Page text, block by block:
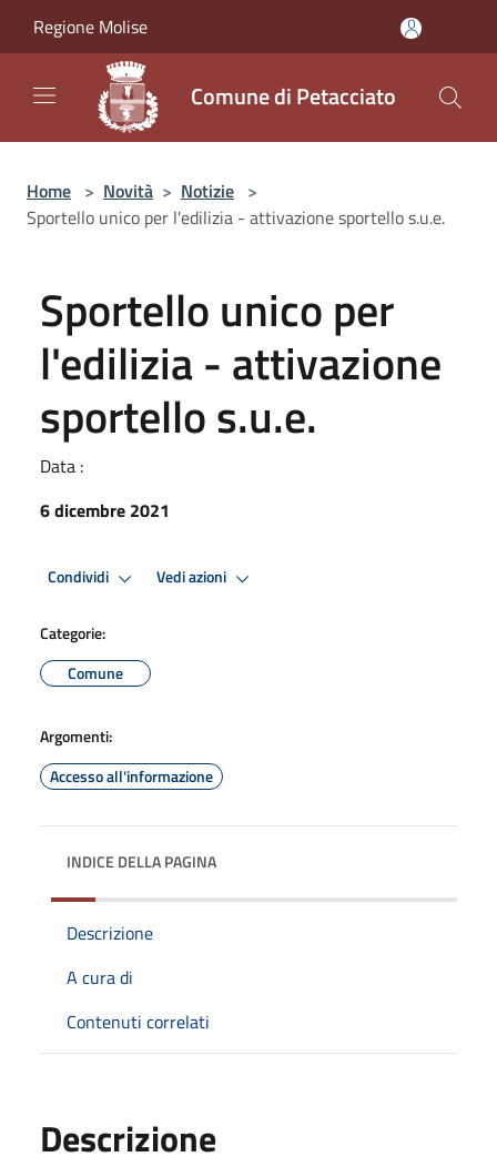
Regione Molise
Comune di Petacciato
Home > Novità > Notizie >
Sportello unico per l'edilizia - attivazione sportello s.u.e.
Sportello unico per
l'edilizia - attivazione
sportello s.u.e.
Data :
6 dicembre 2021
Condividi Vedi azioni
Categorie:
Comune
Argomenti:
Accesso all'informazione
INDICE DELLA PAGINA
Descrizione
A cura di
Contenuti correlati
Descrizione